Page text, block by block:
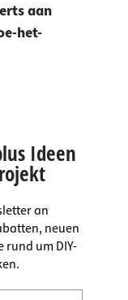
aan
het-
Ideen
an
neuen
um DIY-